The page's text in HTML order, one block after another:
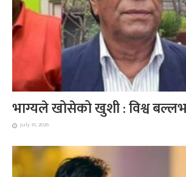
भाग्यले खोसेको खुशी : विश्व
July 31, 2026